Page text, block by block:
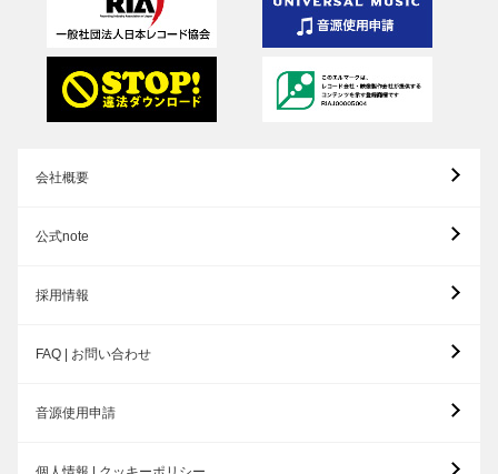
会社概要
公式note
採用情報
FAQ | お問い合わせ
音源使用申請